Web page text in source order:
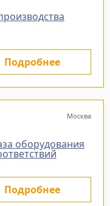
Подробнее
Москва
оборудования
Подробнее